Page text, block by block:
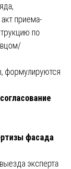
приема-
по
формулируются
фасада
эксперта